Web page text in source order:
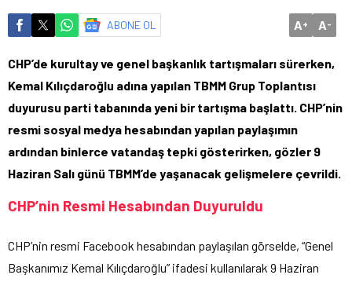
ABONE OL A+ A-
CHP’de kurultay ve genel başkanlık tartışmaları sürerken,
Kemal Kılıçdaroğlu adına yapılan TBMM Grup Toplantısı
duyurusu parti tabanında yeni bir tartışma başlattı. CHP’nin
resmi sosyal medya hesabından yapılan paylaşımın
ardından binlerce vatandaş tepki gösterirken, gözler 9
Haziran Salı günü TBMM’de yaşanacak gelişmelere çevrildi.
CHP’nin Resmi Hesabından Duyuruldu
CHP’nin resmi Facebook hesabından paylaşılan görselde, “Genel
Başkanımız Kemal Kılıçdaroğlu” ifadesi kullanılarak 9 Haziran